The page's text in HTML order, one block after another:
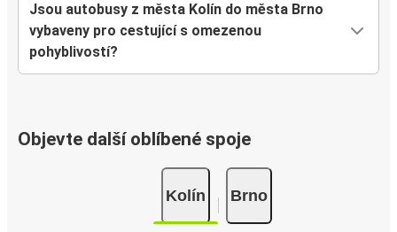
Jsou autobusy z města Kolín do města Brno
vybaveny pro cestující s omezenou
pohyblivostí?
Objevte další oblíbené spoje
Kolín Brno